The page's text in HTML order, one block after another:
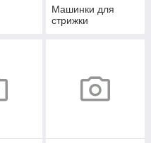
Машинки для
стрижки